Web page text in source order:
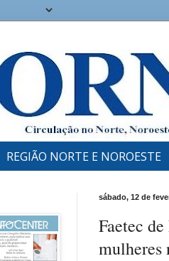
REGIÃO NORTE E NOROESTE
sábado, 12 de
Faetec
mulheres